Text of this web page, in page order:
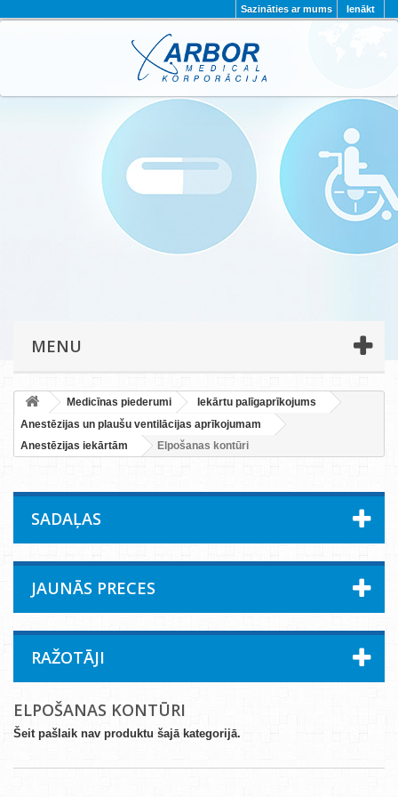
Ienākt
Sazināties ar mums
PAR MUMS PROJEKTI
KONTAKTI
PRIVĀTUMA POLITIKA
MENU
Medicīnas piederumi
Iekārtu palīgaprīkojums
Anestēzijas un plaušu ventilācijas aprīkojumam
Anestēzijas iekārtām
Elpošanas kontūri
SADAĻAS
JAUNĀS PRECES
RAŽOTĀJI
ELPOŠANAS KONTŪRI
Šeit pašlaik nav produktu šajā kategorijā.